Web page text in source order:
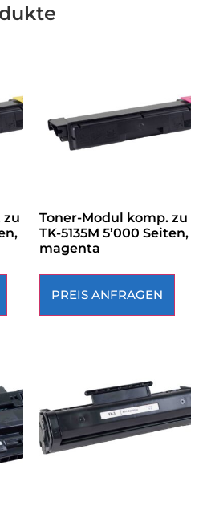
zu
Toner-Modul komp. zu
TK-5135M 5’000 Seiten,
magenta
PREIS ANFRAGEN